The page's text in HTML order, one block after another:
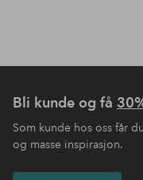
Bli kunde og få
Som kunde hos oss får
og masse inspirasjon.